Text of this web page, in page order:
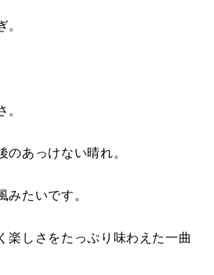
。
。
のあっけない晴れ。
みたいです。
楽しさをたっぷり味わえた一曲